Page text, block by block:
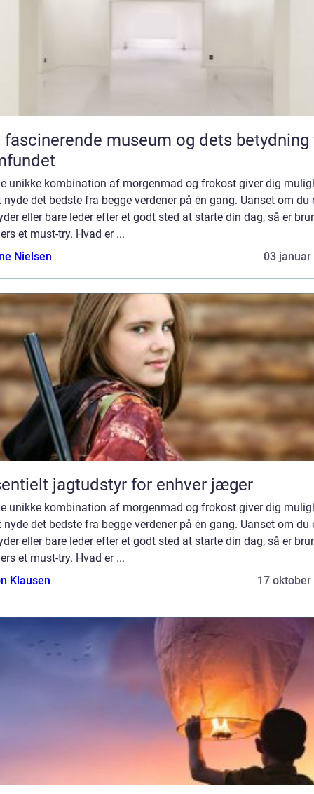
fascinerende museum og dets betydning
unikke kombination af morgenmad og frokost giver dig
nyde det bedste fra begge verdener på én gang. Uanset om du
eller bare leder efter et godt sted at starte din dag, så er
et must-try. Hvad er ...
Nielsen
03 januar
jagtudstyr for enhver jæger
unikke kombination af morgenmad og frokost giver dig
nyde det bedste fra begge verdener på én gang. Uanset om du
eller bare leder efter et godt sted at starte din dag, så er
et must-try. Hvad er ...
Klausen
17 oktober